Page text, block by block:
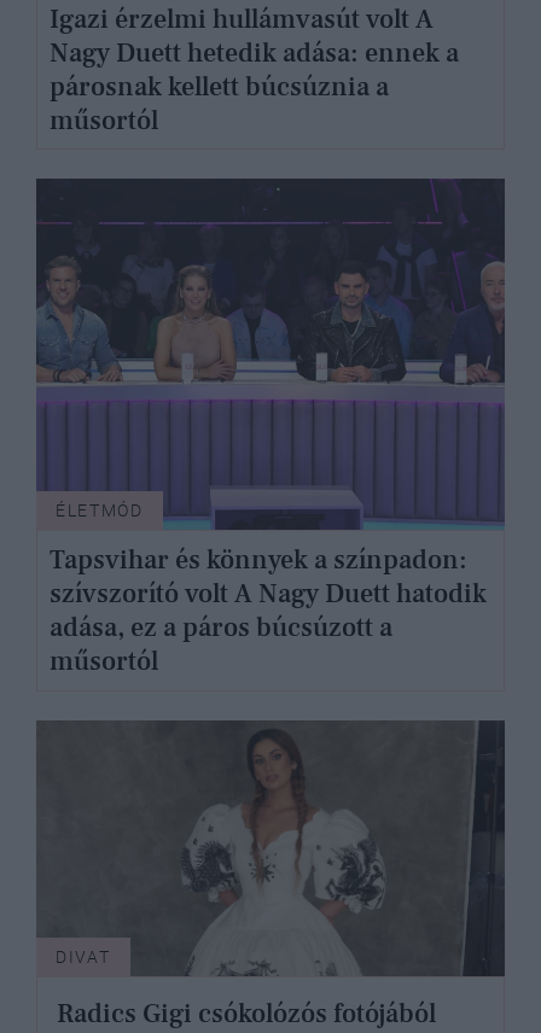
Igazi érzelmi hullámvasút volt A
Nagy Duett hetedik adása: ennek a
párosnak kellett búcsúznia a
műsortól
ÉLETMÓD
Tapsvihar és könnyek a színpadon:
szívszorító volt A Nagy Duett hatodik
adása, ez a páros búcsúzott a
műsortól
DIVAT
Radics Gigi csókolózós fotójából